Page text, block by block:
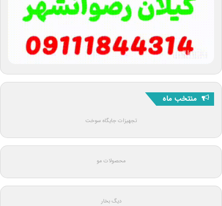
منتخب ماه
تجهیزات جایگاه سوخت
محصولات مو
دیگ بخار